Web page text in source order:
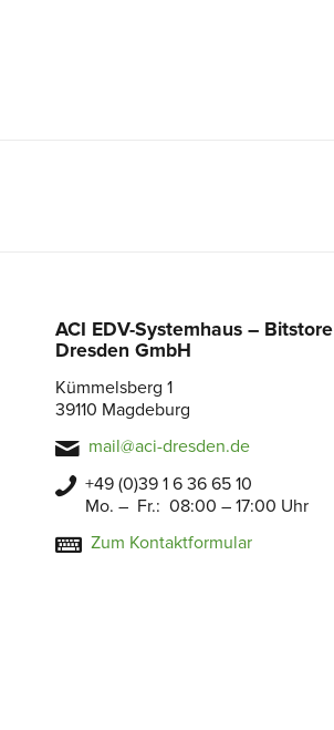
ACI EDV-Systemhaus – Bitstore
Dresden GmbH
Kümmelsberg 1
39110 Magdeburg
mail@aci-dresden.de
+49 (0)39 1 6 36 65 10
Mo. – Fr.: 08:00 – 17:00 Uhr
Zum Kontaktformular